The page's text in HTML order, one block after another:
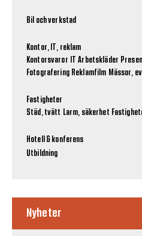
Bil och verkstad
Kontor, IT, reklam
Kontorsvaror
Arbetskläder
Fotografering Reklamfilm Mässor,
Fastigheter
Städ, tvätt Larm, säkerhet
Hotell & konferens
Utbildning
Nyheter